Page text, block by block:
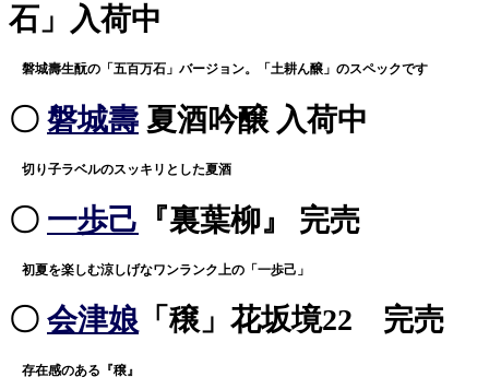
石」入荷中
磐城壽生酛の「五百万石」バージョン。「土耕ん醸」のスペックです
〇 磐城壽 夏酒吟醸 入荷中
切り子ラベルのスッキリとした夏酒
〇 一歩己 『裏葉柳』 完売
初夏を楽しむ涼しげなワンランク上の「一歩己」
〇 会津娘 「穣」花坂境22 完売
存在感のある『穣』